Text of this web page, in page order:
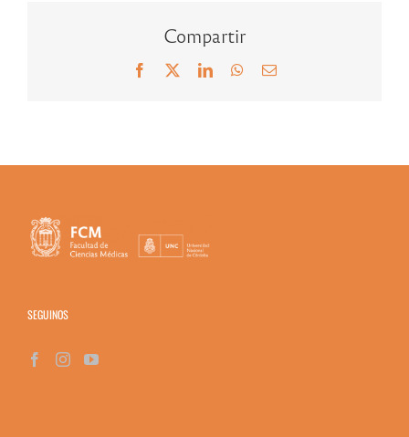
Compartir
Facebook LinkedInWhatsApp
Correo
SEGUINOS